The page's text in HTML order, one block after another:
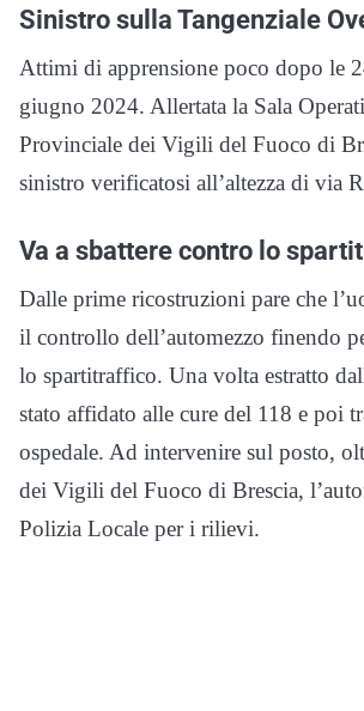
Sinistro sulla Tangenziale
Attimi di apprensione poco dopo le
giugno 2024. Allertata la Sala
Provinciale dei Vigili del Fuoco di
sinistro verificatosi all’altezza di via
Va a sbattere contro lo
Dalle prime ricostruzioni pare che
il controllo dell’automezzo finendo
lo spartitraffico. Una volta estratto
stato affidato alle cure del 118 e poi
ospedale. Ad intervenire sul posto,
dei Vigili del Fuoco di Brescia,
Polizia Locale per i rilievi.